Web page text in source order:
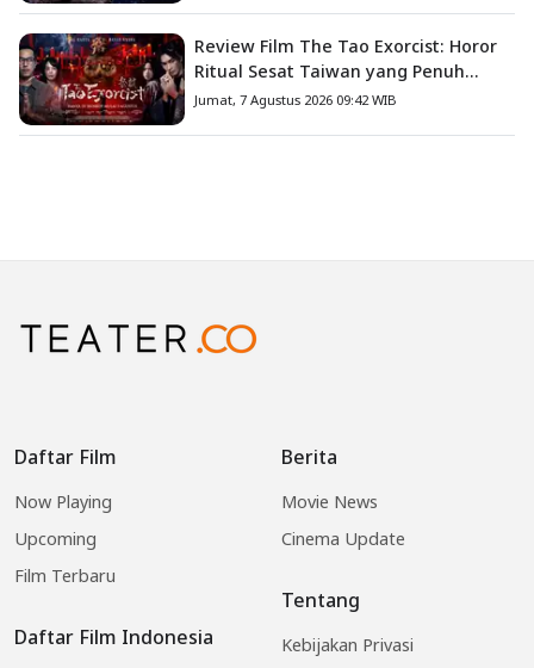
Review Film The Tao Exorcist: Horor
Ritual Sesat Taiwan yang Penuh
Misteri dan Teror Psikologis
Jumat, 7 Agustus 2026 09:42 WIB
Daftar Film
Now Playing
Upcoming
Film Terbaru
Daftar Film Indonesia
Berita
Movie News
Cinema Update
Tentang
Kebijakan Privasi